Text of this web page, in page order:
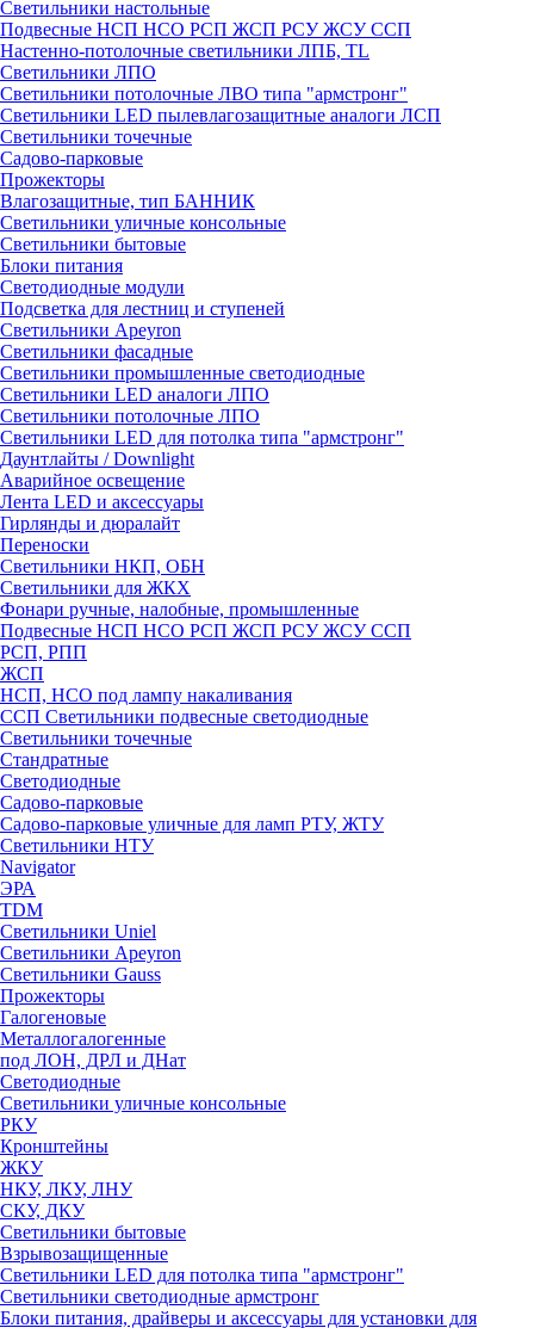
Светильники настольные
Подвесные НСП НСО РСП ЖСП РСУ ЖСУ ССП
Настенно-потолочные светильники ЛПБ, TL
Светильники ЛПО
Светильники потолочные ЛВО типа "армстронг"
Светильники LED пылевлагозащитные аналоги ЛСП
Светильники точечные
Садово-парковые
Прожекторы
Влагозащитные, тип БАННИК
Светильники уличные консольные
Светильники бытовые
Блоки питания
Светодиодные модули
Подсветка для лестниц и ступеней
Светильники Apeyron
Светильники фасадные
Светильники промышленные светодиодные
Светильники LED аналоги ЛПО
Светильники потолочные ЛПО
Светильники LED для потолка типа "армстронг"
Даунтлайты / Downlight
Аварийное освещение
Лента LED и аксессуары
Гирлянды и дюралайт
Переноски
Светильники НКП, ОБН
Светильники для ЖКХ
Фонари ручные, налобные, промышленные
Подвесные НСП НСО РСП ЖСП РСУ ЖСУ ССП
РСП, РПП
ЖСП
НСП, НСО под лампу накаливания
ССП Светильники подвесные светодиодные
Светильники точечные
Стандратные
Светодиодные
Садово-парковые
Садово-парковые уличные для ламп РТУ, ЖТУ
Светильники НТУ
Navigator
ЭРА
TDM
Светильники Uniel
Светильники Apeyron
Светильники Gauss
Прожекторы
Галогеновые
Металлогалогенные
под ЛОН, ДРЛ и ДНат
Светодиодные
Светильники уличные консольные
РКУ
Кронштейны
ЖКУ
НКУ, ЛКУ, ЛНУ
СКУ, ДКУ
Светильники бытовые
Взрывозащищенные
Светильники LED для потолка типа "армстронг"
Светильники светодиодные армстронг
Блоки питания, драйверы и аксессуары для установки для